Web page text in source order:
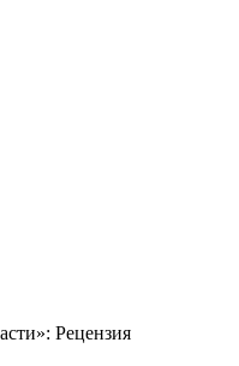
Рецензия